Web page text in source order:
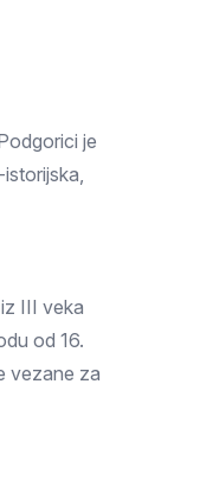
je
III veka
od 16.
vezane za